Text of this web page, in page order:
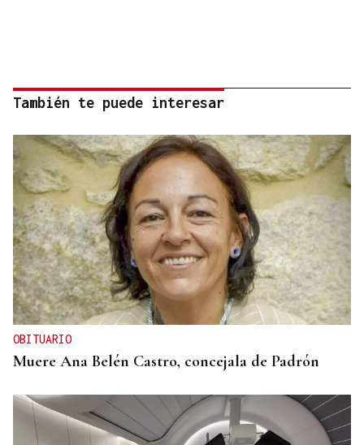
También te puede interesar
OBITUARIO
Muere Ana Belén Castro, concejala de Padrón